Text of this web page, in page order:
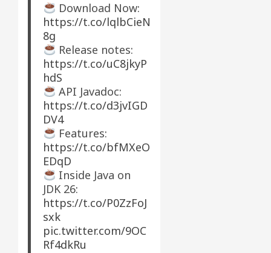
Download Now:
https://t.co/lqlbCieN
8g
Release notes:
https://t.co/uC8jkyP
hdS
API Javadoc:
https://t.co/d3jvIGD
DV4
Features:
https://t.co/bfMXeO
EDqD
Inside Java on
JDK 26:
https://t.co/P0ZzFoJ
sxk
pic.twitter.com/9OC
Rf4dkRu